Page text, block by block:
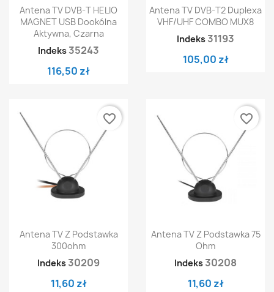
Antena TV DVB-T HELIO
MAGNET USB Dookólna
Aktywna, Czarna
Indeks 35243
116,50 zł
Antena TV DVB-T2 Duplexa
VHF/UHF COMBO MUX8
Indeks 31193
105,00 zł
Antena TV Z Podstawka
300ohm
Indeks 30209
11,60 zł
favorite_border
Antena TV Z Podstawka 75
Ohm
Indeks 30208
11,60 zł
favorite_border